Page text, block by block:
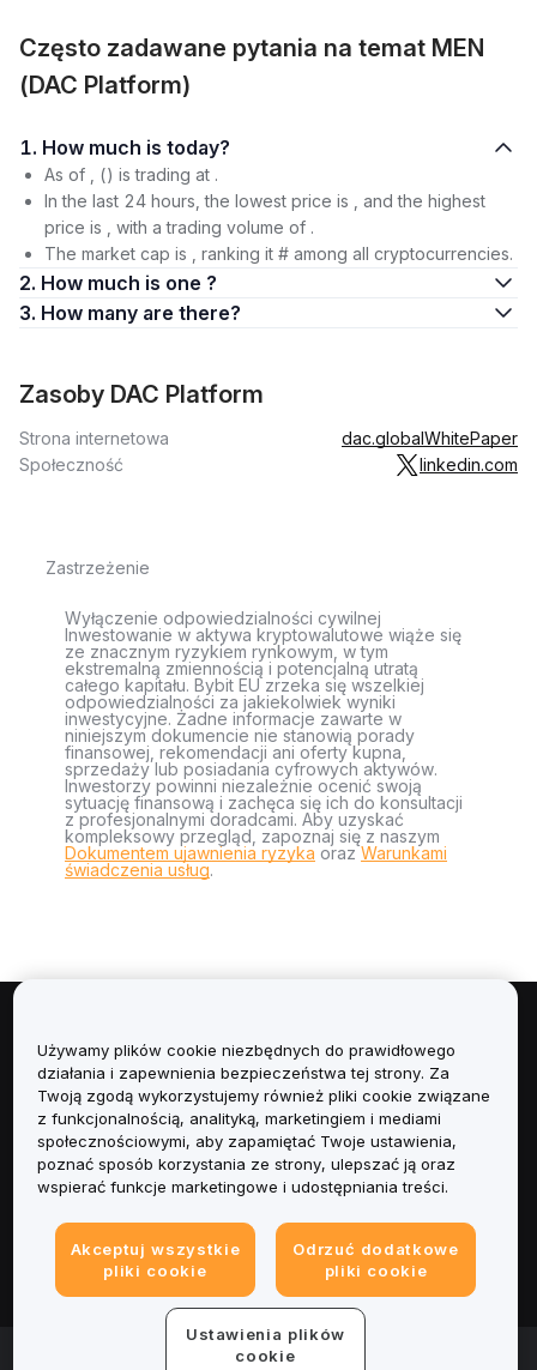
Często zadawane pytania na temat MEN
(DAC Platform)
1. How much is today?
As of , () is trading at .
In the last 24 hours, the lowest price is , and the highest
price is , with a trading volume of .
The market cap is , ranking it # among all cryptocurrencies.
2. How much is one ?
3. How many are there?
Zasoby DAC Platform
Strona internetowa dac.globalWhitePaper
Społeczność
linkedin.com
Zastrzeżenie
Wyłączenie odpowiedzialności cywilnej
Inwestowanie w aktywa kryptowalutowe wiąże się
ze znacznym ryzykiem rynkowym, w tym
ekstremalną zmiennością i potencjalną utratą
całego kapitału. Bybit EU zrzeka się wszelkiej
odpowiedzialności za jakiekolwiek wyniki
inwestycyjne. Żadne informacje zawarte w
niniejszym dokumencie nie stanowią porady
finansowej, rekomendacji ani oferty kupna,
sprzedaży lub posiadania cyfrowych aktywów.
Inwestorzy powinni niezależnie ocenić swoją
sytuację finansową i zachęca się ich do konsultacji
z profesjonalnymi doradcami. Aby uzyskać
kompleksowy przegląd, zapoznaj się z naszym
Dokumentem ujawnienia ryzyka orazWarunkami
świadczenia usług.
Informacje
Usługi
Obsługa Klienta
Informacje prawne
© 2025-2026 Bybit.eu. All rights reserved.
Używamy plików cookie niezbędnych do prawidłowego
działania i zapewnienia bezpieczeństwa tej strony. Za
Twoją zgodą wykorzystujemy również pliki cookie związane
z funkcjonalnością, analityką, marketingiem i mediami
społecznościowymi, aby zapamiętać Twoje ustawienia,
poznać sposób korzystania ze strony, ulepszać ją oraz
wspierać funkcje marketingowe i udostępniania treści.
Akceptuj wszystkie
pliki cookie
Odrzuć dodatkowe
pliki cookie
Ustawienia plików
cookie